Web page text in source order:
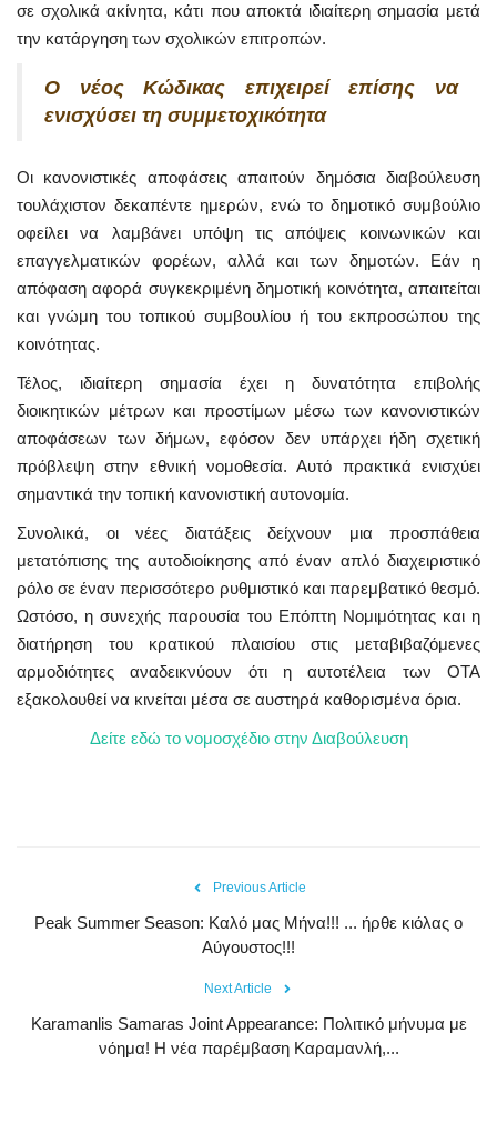
σε σχολικά ακίνητα, κάτι που αποκτά ιδιαίτερη σημασία μετά
την κατάργηση των σχολικών επιτροπών.
Ο νέος Κώδικας επιχειρεί επίσης να
ενισχύσει τη συμμετοχικότητα
Οι κανονιστικές αποφάσεις απαιτούν δημόσια διαβούλευση
τουλάχιστον δεκαπέντε ημερών, ενώ το δημοτικό συμβούλιο
οφείλει να λαμβάνει υπόψη τις απόψεις κοινωνικών και
επαγγελματικών φορέων, αλλά και των δημοτών. Εάν η
απόφαση αφορά συγκεκριμένη δημοτική κοινότητα, απαιτείται
και γνώμη του τοπικού συμβουλίου ή του εκπροσώπου της
κοινότητας.
Τέλος, ιδιαίτερη σημασία έχει η δυνατότητα επιβολής
διοικητικών μέτρων και προστίμων μέσω των κανονιστικών
αποφάσεων των δήμων, εφόσον δεν υπάρχει ήδη σχετική
πρόβλεψη στην εθνική νομοθεσία. Αυτό πρακτικά ενισχύει
σημαντικά την τοπική κανονιστική αυτονομία.
Συνολικά, οι νέες διατάξεις δείχνουν μια προσπάθεια
μετατόπισης της αυτοδιοίκησης από έναν απλό διαχειριστικό
ρόλο σε έναν περισσότερο ρυθμιστικό και παρεμβατικό θεσμό.
Ωστόσο, η συνεχής παρουσία του Επόπτη Νομιμότητας και η
διατήρηση του κρατικού πλαισίου στις μεταβιβαζόμενες
αρμοδιότητες αναδεικνύουν ότι η αυτοτέλεια των ΟΤΑ
εξακολουθεί να κινείται μέσα σε αυστηρά καθορισμένα όρια.
Δείτε εδώ το νομοσχέδιο στην Διαβούλευση
Previous Article
Peak Summer Season: Kαλό μας Μήνα!!! ... ήρθε κιόλας ο
Αύγουστος!!!
Next Article
Karamanlis Samaras Joint Appearance: Πολιτικό μήνυμα με
νόημα! Η νέα παρέμβαση Καραμανλή,...